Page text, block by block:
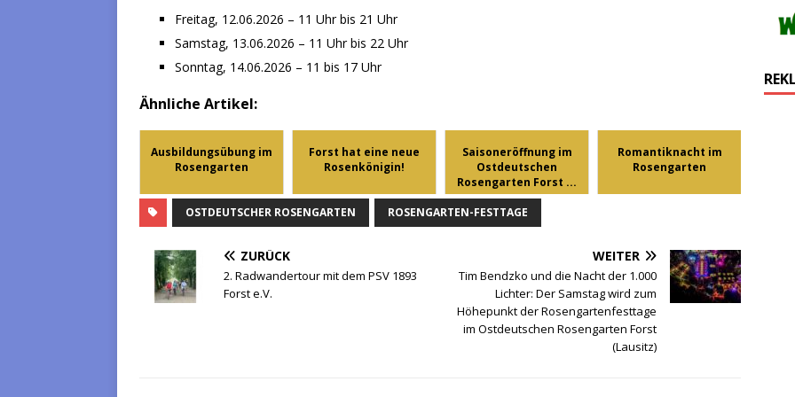
Freitag, 12.06.2026 – 11 Uhr bis 21 Uhr
Samstag, 13.06.2026 – 11 Uhr bis 22 Uhr
Sonntag, 14.06.2026 – 11 bis 17 Uhr
Ähnliche Artikel:
Ausbildungsübung im
Rosengarten
Forst hat eine neue
Rosenkönigin!
Saisoneröffnung im
Ostdeutschen
Rosengarten Forst ...
Romantiknacht im
Rosengarten
OSTDEUTSCHER ROSENGARTEN ROSENGARTEN-FESTTAGE
ZURÜCK
2. Radwandertour mit dem PSV 1893
Forst e.V.
WEITER
Tim Bendzko und die Nacht der 1.000
Lichter: Der Samstag wird zum
Höhepunkt der Rosengartenfesttage
im Ostdeutschen Rosengarten Forst
(Lausitz)